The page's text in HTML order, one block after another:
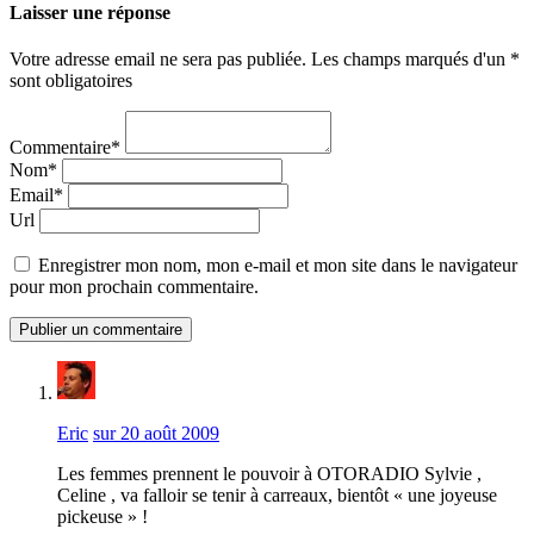
Laisser une réponse
Votre adresse email ne sera pas publiée. Les champs marqués d'un *
sont obligatoires
Commentaire*
Nom*
Email*
Url
Enregistrer mon nom, mon e-mail et mon site dans le navigateur
pour mon prochain commentaire.
Eric sur 20 août 2009
Les femmes prennent le pouvoir à OTORADIO Sylvie ,
Celine , va falloir se tenir à carreaux, bientôt « une joyeuse
pickeuse » !